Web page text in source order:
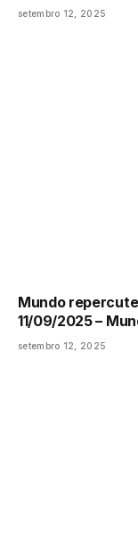
setembro 12, 2025
Mundo
11/09/2025 –
setembro 12, 2025